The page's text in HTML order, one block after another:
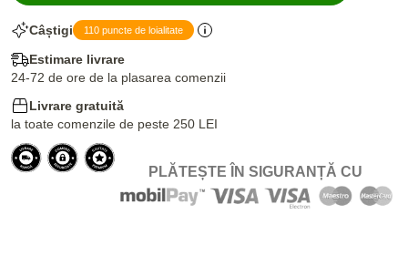
Câștigi 110 puncte de loialitate
Estimare livrare
24-72 de ore de la plasarea comenzii
Livrare gratuită
la toate comenzile de peste 250 LEI
PLĂTEȘTE ÎN SIGURANȚĂ CU